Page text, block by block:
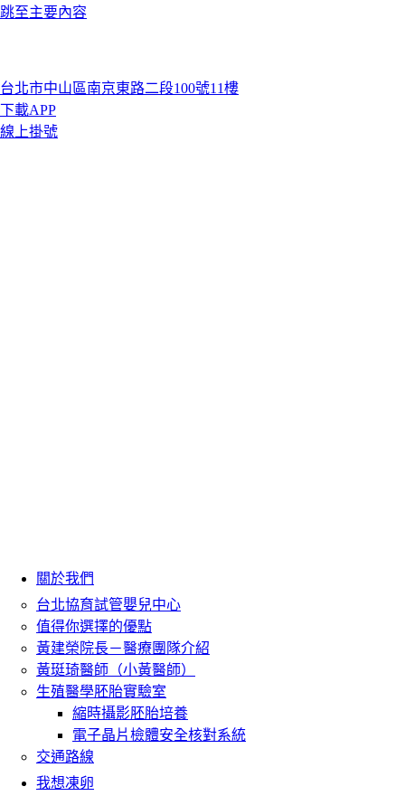
跳至主要內容
台北市中山區南京東路二段100號11樓
下載APP
線上掛號
關於我們
台北協育試管嬰兒中心
值得你選擇的優點
黃建榮院長－醫療團隊介紹
黃珽琦醫師（小黃醫師）
生殖醫學胚胎實驗室
縮時攝影胚胎培養
電子晶片檢體安全核對系統
交通路線
我想凍卵